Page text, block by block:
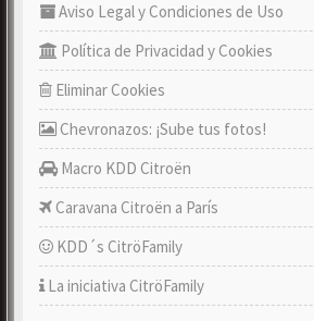
Aviso Legal y Condiciones de Uso
Política de Privacidad y Cookies
Eliminar Cookies
Chevronazos: ¡Sube tus fotos!
Macro KDD Citroën
Caravana Citroën a París
KDD´s CitröFamily
La iniciativa CitröFamily